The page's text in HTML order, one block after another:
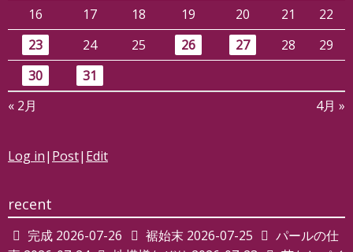
16
17 18 19 20 21
22
23
24 25 26 27 28
29
30
31
« 2月
4月 »
Log in| Post| Edit
recent
完成 2026-07-26 裾始末 2026-07-25
パールの仕